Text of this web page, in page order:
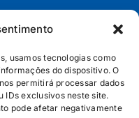
usamos tecnologias como
do dispositivo. O
permitirá processar dados
IDs exclusivos neste site.
pode afetar negativamente